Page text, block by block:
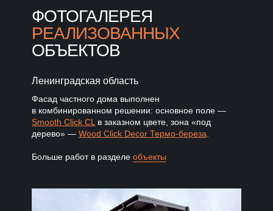
ФОТОГАЛЕРЕЯ
РЕАЛИЗОВАННЫХ
ОБЪЕКТОВ
Фасад частного дома выполнен
в комбинированном решении: основное поле —
Smooth Click CL в заказном цвете, зона «под
дерево» — Wood Click Decor Термо-береза
Больше работ в разделе объекты
Ленинградская область